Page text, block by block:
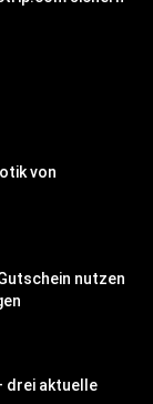
von
nutzen
drei aktuelle